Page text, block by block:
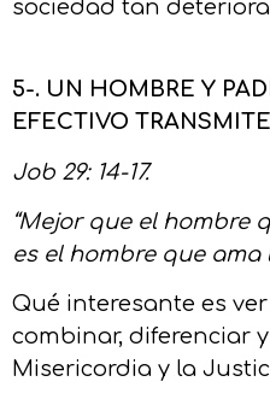
sociedad tan
5-. UN HOMBRE Y
EFECTIVO
Job 29: 14-17.
“Mejor que el hombre
es el hombre que ama
Qué interesante es
combinar, diferenciar
Misericordia y la